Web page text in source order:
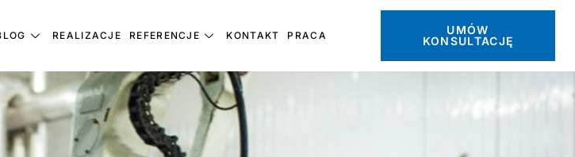
REALIZACJE REFERENCJE KONTAKT PRACA
UMÓW
KONSULTACJĘ